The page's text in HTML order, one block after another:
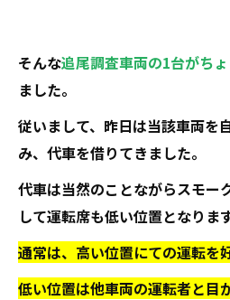
そんな追尾調査車両の1台がち
ました。
従いまして、昨日は当該車両を
み、代車を借りてきました。
代車は当然のことながらスモー
して運転席も低い位置となります
通常は、高い位置にての運転を
低い位置は他車両の運転者と目